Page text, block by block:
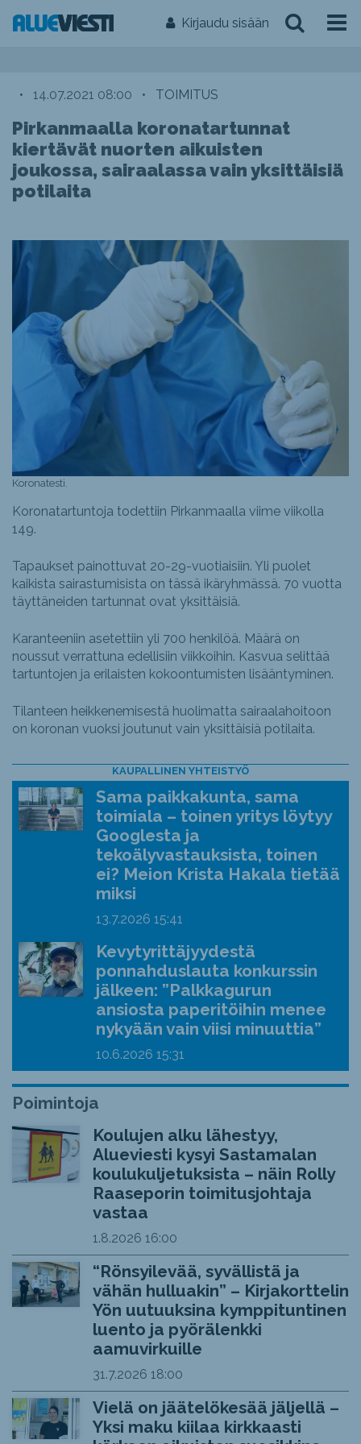
Kirjaudu sisään
• 14.07.2021 08:00 • TOIMITUS
Pirkanmaalla koronatartunnat
kiertävät nuorten aikuisten
joukossa, sairaalassa vain yksittäisiä
potilaita
Koronatesti.
Koronatartuntoja todettiin Pirkanmaalla viime viikolla
149.
Tapaukset painottuvat 20-29-vuotiaisiin. Yli puolet
kaikista sairastumisista on tässä ikäryhmässä. 70 vuotta
täyttäneiden tartunnat ovat yksittäisiä.
Karanteeniin asetettiin yli 700 henkilöä. Määrä on
noussut verrattuna edellisiin viikkoihin. Kasvua selittää
tartuntojen ja erilaisten kokoontumisten lisääntyminen.
Tilanteen heikkenemisestä huolimatta sairaalahoitoon
on koronan vuoksi joutunut vain yksittäisiä potilaita.
KAUPALLINEN YHTEISTYÖ
Sama paikkakunta, sama
toimiala – toinen yritys löytyy
Googlesta ja
tekoälyvastauksista, toinen
ei? Meion Krista Hakala tietää
miksi
13.7.2026 15:41
Kevytyrittäjyydestä
ponnahduslauta konkurssin
jälkeen: ”Palkkagurun
ansiosta paperitöihin menee
nykyään vain viisi minuuttia”
10.6.2026 15:31
Poimintoja
Koulujen alku lähestyy,
Alueviesti kysyi Sastamalan
koulukuljetuksista – näin Rolly
Raaseporin toimitusjohtaja
vastaa
1.8.2026 16:00
“Rönsyilevää, syvällistä ja
vähän hulluakin” – Kirjakorttelin
Yön uutuuksina kymppituntinen
luento ja pyörälenkki
aamuvirkuille
31.7.2026 18:00
Vielä on jäätelökesää jäljellä –
Yksi maku kiilaa kirkkaasti